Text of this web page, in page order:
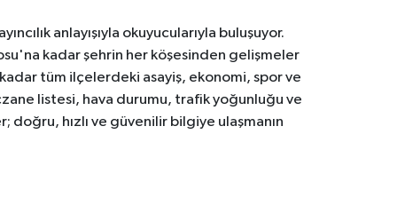
anlayışıyla okuyucularıyla buluşuyor.
kadar şehrin her köşesinden gelişmeler
tüm ilçelerdeki asayiş, ekonomi, spor ve
listesi, hava durumu, trafik yoğunluğu ve
hızlı ve güvenilir bilgiye ulaşmanın